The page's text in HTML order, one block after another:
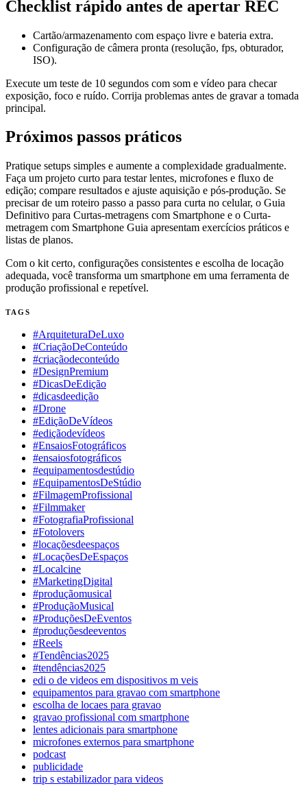
Checklist rápido antes de apertar REC
Cartão/armazenamento com espaço livre e bateria extra.
Configuração de câmera pronta (resolução, fps, obturador,
ISO).
Execute um teste de 10 segundos com som e vídeo para checar
exposição, foco e ruído. Corrija problemas antes de gravar a tomada
principal.
Próximos passos práticos
Pratique setups simples e aumente a complexidade gradualmente.
Faça um projeto curto para testar lentes, microfones e fluxo de
edição; compare resultados e ajuste aquisição e pós-produção. Se
precisar de um roteiro passo a passo para curta no celular, o Guia
Definitivo para Curtas-metragens com Smartphone e o Curta-
metragem com Smartphone Guia apresentam exercícios práticos e
listas de planos.
Com o kit certo, configurações consistentes e escolha de locação
adequada, você transforma um smartphone em uma ferramenta de
produção profissional e repetível.
TAGS
#ArquiteturaDeLuxo
#CriaçãoDeConteúdo
#criaçãodeconteúdo
#DesignPremium
#DicasDeEdição
#dicasdeedição
#Drone
#EdiçãoDeVídeos
#ediçãodevídeos
#EnsaiosFotográficos
#ensaiosfotográficos
#equipamentosdestúdio
#EquipamentosDeStúdio
#FilmagemProfissional
#Filmmaker
#FotografiaProfissional
#Fotolovers
#locaçõesdeespaços
#LocaçõesDeEspaços
#Localcine
#MarketingDigital
#produçãomusical
#ProduçãoMusical
#ProduçõesDeEventos
#produçõesdeeventos
#Reels
#Tendências2025
#tendências2025
edi o de videos em dispositivos m veis
equipamentos para gravao com smartphone
escolha de locaes para gravao
gravao profissional com smartphone
lentes adicionais para smartphone
microfones externos para smartphone
podcast
publicidade
trip s estabilizador para videos